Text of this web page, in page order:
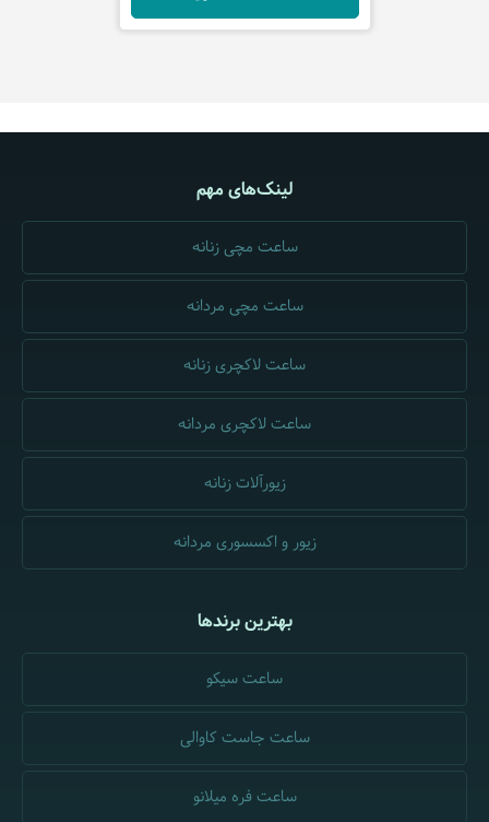
لینک‌های مهم
ساعت مچی زنانه
ساعت مچی مردانه
ساعت لاکچری زنانه
ساعت لاکچری مردانه
زیورآلات زنانه
زیور و اکسسوری مردانه
بهترین برندها
ساعت سیکو
ساعت جاست کاوالی
ساعت فره میلانو